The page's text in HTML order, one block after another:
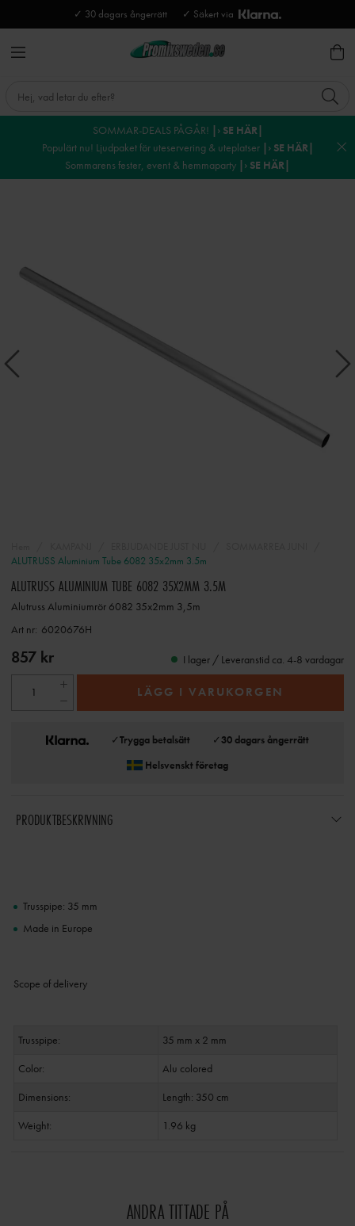
✓ 30 dagars ångerrätt ✓ Säkert via
SOMMAR-DEALS PÅGÅR! |› SE HÄR|
Populärt nu! Ljudpaket för uteservering & uteplatser |› SE HÄR|
Sommarens fester, event & hemmaparty |› SE HÄR|
ALUTRUSS Aluminium Tube 6082 35x2mm 3.5m
ALUTRUSS ALUMINIUM TUBE 6082 35X2MM 3.5M
Alutruss Aluminiumrör 6082 35x2mm 3,5m
Art nr: 6020676H
857 kr I lager / Leveranstid ca. 4-8 vardagar
LÄGG I VARUKORGEN
✓Trygga betalsätt ✓30 dagars ångerrätt
Helsvenskt företag
PRODUKTBESKRIVNING
Trusspipe: 35 mm
Made in Europe
Scope of delivery
Trusspipe:
35 mm x 2 mm
Color:
Alu colored
Dimensions:
Length: 350 cm
Weight:
1.96 kg
ANDRA TITTADE PÅ